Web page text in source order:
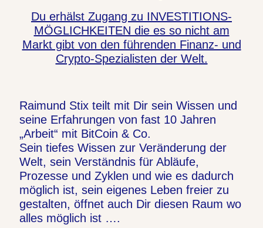
Du erhälst Zugang zu INVESTITIONS-
MÖGLICHKEITEN die es so nicht am
Markt gibt von den führenden Finanz- und
Crypto-Spezialisten der Welt.
Raimund Stix teilt mit Dir sein Wissen und
seine Erfahrungen von fast 10 Jahren
„Arbeit“ mit BitCoin & Co.
Sein tiefes Wissen zur Veränderung der
Welt, sein Verständnis für Abläufe,
Prozesse und Zyklen und wie es dadurch
möglich ist, sein eigenes Leben freier zu
gestalten, öffnet auch Dir diesen Raum wo
alles möglich ist ….